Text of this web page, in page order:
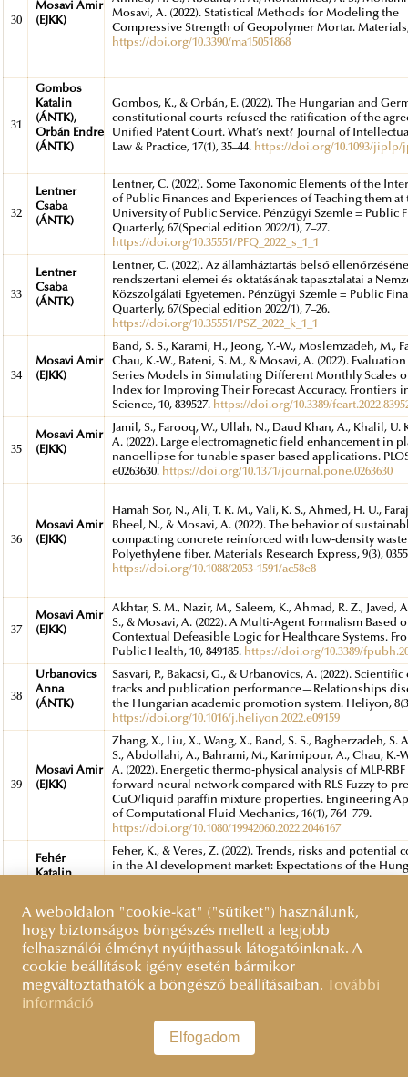
30
Mosavi Amir
(EJKK)
Mosavi, A. (2022). Statistical Methods for Modeling the
Compressive Strength of Geopolymer Mortar. Materials,
https://doi.org/10.3390/ma15051868
31
Gombos
Katalin
(ÁNTK),
Orbán Endre
(ÁNTK)
Gombos, K., & Orbán, E. (2022). The Hungarian and
constitutional courts refused the ratification of the
Unified Patent Court. What’s next? Journal of
Law & Practice, 17(1), 35–44. https://doi.org/10.1093/jiplp/
32
Lentner
Csaba
(ÁNTK)
Lentner, C. (2022). Some Taxonomic Elements of the
of Public Finances and Experiences of Teaching them at
University of Public Service. Pénzügyi Szemle = Public
Quarterly, 67(Special edition 2022/1), 7–27.
https://doi.org/10.35551/PFQ_2022_s_1_1
33
Lentner
Csaba
(ÁNTK)
Lentner, C. (2022). Az államháztartás belső
rendszertani elemei és oktatásának tapasztalatai a
Közszolgálati Egyetemen. Pénzügyi Szemle = Public
Quarterly, 67(Special edition 2022/1), 7–26.
https://doi.org/10.35551/PSZ_2022_k_1_1
34
Mosavi Amir
(EJKK)
Band, S. S., Karami, H., Jeong, Y.-W., Moslemzadeh, M.,
Chau, K.-W., Bateni, S. M., & Mosavi, A. (2022).
Series Models in Simulating Different Monthly Scales
Index for Improving Their Forecast Accuracy. Frontiers
Science, 10, 839527. https://doi.org/10.3389/
35
Mosavi Amir
(EJKK)
Jamil, S., Farooq, W., Ullah, N., Daud Khan, A., Khalil, U.
A. (2022). Large electromagnetic field enhancement in
nanoellipse for tunable spaser based applications. PLOS
e0263630. https://doi.org/10.1371/journal.pone.0263630
36
Mosavi Amir
(EJKK)
Hamah Sor, N., Ali, T. K. M., Vali, K. S., Ahmed, H. U.,
Bheel, N., & Mosavi, A. (2022). The behavior of
compacting concrete reinforced with low-density waste
Polyethylene fiber. Materials Research Express, 9(3),
https://doi.org/10.1088/2053-1591/ac58e8
37
Mosavi Amir
(EJKK)
Akhtar, S. M., Nazir, M., Saleem, K., Ahmad, R. Z., Javed,
S., & Mosavi, A. (2022). A Multi-Agent Formalism Based
Contextual Defeasible Logic for Healthcare Systems.
Public Health, 10, 849185. https://doi.org/10.3389/
38
Urbanovics
Anna
(ÁNTK)
Sasvari, P., Bakacsi, G., & Urbanovics, A. (2022). Scientific
tracks and publication performance—Relationships
the Hungarian academic promotion system. Heliyon,
https://doi.org/10.1016/j.heliyon.2022.e09159
39
Mosavi Amir
(EJKK)
Zhang, X., Liu, X., Wang, X., Band, S. S., Bagherzadeh, S.
S., Abdollahi, A., Bahrami, M., Karimipour, A., Chau, K.-
A. (2022). Energetic thermo-physical analysis of MLP-
forward neural network compared with RLS Fuzzy to
CuO/liquid paraffin mixture properties. Engineering
of Computational Fluid Mechanics, 16(1), 764–779.
https://doi.org/10.1080/19942060.2022.2046167
Fehér
Katalin
Feher, K., & Veres, Z. (2022). Trends, risks and potential
in the AI development market: Expectations of the
print).https://doi.org/10.1108/IJSSP-08-2021-0205
Jánosi Imre
Miklós
(VTK)
Jánosi, I. M., Padash, A., Gallas, J. A. C., & Kantz, H.
tracer advection in the equatorial Pacific region:
correlations and a model of fractional Brownian
Science, 18(2), 307–320.https://doi.org/10.5194/os-18-307-
Kinzhikeyev, S., Rohács, J., Rohács, D., & Boros, A.
A weboldalon "cookie-kat" ("sütiket") használunk,
hogy biztonságos böngészés mellett a legjobb
felhasználói élményt nyújthassuk látogatóinknak. A
cookie beállítások igény esetén bármikor
megváltoztathatók a böngésző beállításaiban.
További
információ
Elfogadom